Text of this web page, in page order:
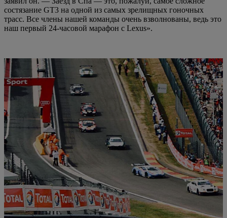
состязание GT3 на одной из самых зрелищных гоночных
трасс. Все члены нашей команды очень взволнованы, ведь это
наш первый 24-часовой марафон с Lexus».